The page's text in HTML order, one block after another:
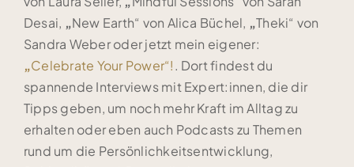
Desai, „New Earth“ von Alica Büchel, „Theki“ von
Sandra Weber oder jetzt mein eigener:
„Celebrate Your Power“!. Dort findest du
spannende Interviews mit Expert:innen, die dir
Tipps geben, um noch mehr Kraft im Alltag zu
erhalten oder eben auch Podcasts zu Themen
rund um die Persönlichkeitsentwicklung,